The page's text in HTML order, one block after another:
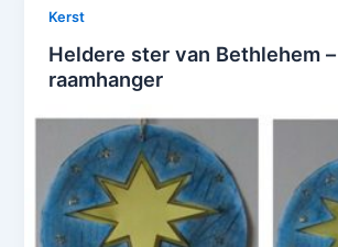
Kerst
Heldere ster van Bethlehem –
raamhanger